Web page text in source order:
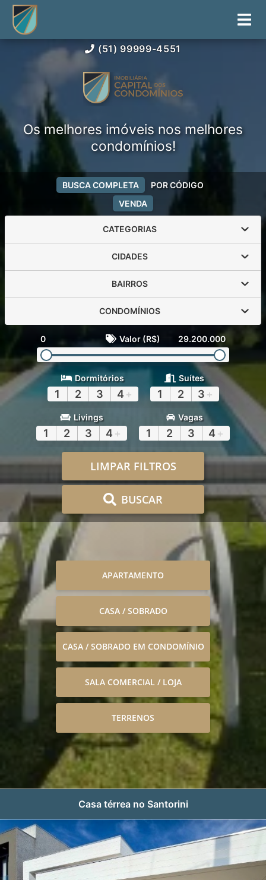
(51) 99999-4551
Os melhores imóveis nos melhores
condomínios!
VENDA
BUSCA COMPLETA POR CÓDIGO
CATEGORIAS
CIDADES
BAIRROS
CONDOMÍNIOS
0 Valor (R$) 29.200.000
Dormitórios
1 2 3 4 +
Suítes
1 2 3 +
Livings
1 2 3 4 +
Vagas
1 2 3 4 +
LIMPAR FILTROS
BUSCAR
APARTAMENTO
CASA / SOBRADO
CASA / SOBRADO EM CONDOMÍNIO
SALA COMERCIAL / LOJA
TERRENOS
Casa térrea no Santorini